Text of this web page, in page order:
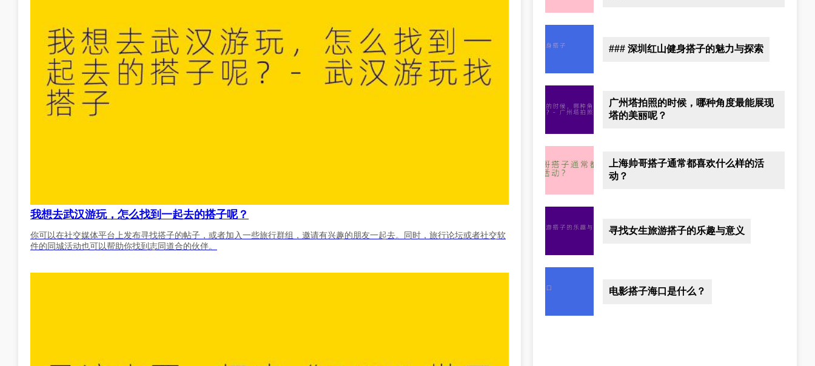
我想去武汉游玩，怎么找到一起去的搭子呢？
你可以在社交媒体平台上发布寻找搭子的帖子，或者加入一些旅行群组，邀请有兴趣的朋友一起去。同时，旅行论坛或者社交软
件的同城活动也可以帮助你找到志同道合的伙伴。
### 深圳红山健身搭子的魅力与探索
广州塔拍照的时候，哪种角度最能展现
塔的美丽呢？
上海帅哥搭子通常都喜欢什么样的活
动？
寻找女生旅游搭子的乐趣与意义
电影搭子海口是什么？